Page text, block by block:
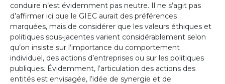
conduire n’est évidemment pas neutre. Il ne s’agit pas
d’affirmer ici que le GIEC aurait des préférences
marquées, mais de considérer que les valeurs éthiques et
politiques sous-jacentes varient considérablement selon
qu’on insiste sur l’importance du comportement
individuel, des actions d’entreprises ou sur les politiques
publiques. Évidemment, l’articulation des actions des
entités est envisagée, l’idée de synergie et de